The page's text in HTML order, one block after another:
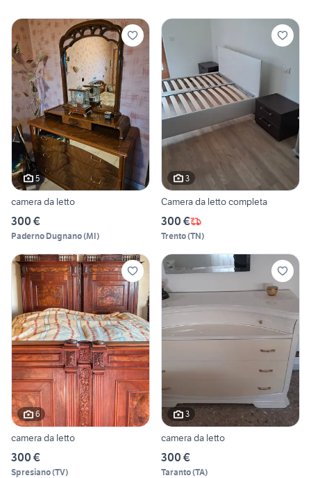
5
camera da letto
300 €
Paderno Dugnano(MI)
3
Camera da letto completa
300 €
Trento(TN)
6
camera da letto
300 €
Spresiano(TV)
3
camera da letto
300 €
Taranto(TA)